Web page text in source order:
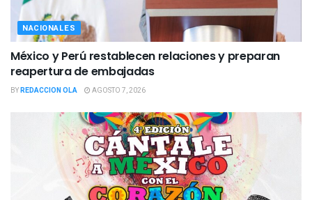
NACIONALES
México y Perú restablecen relaciones y preparan
reapertura de embajadas
BYREDACCION OLA AGOSTO 7, 2026